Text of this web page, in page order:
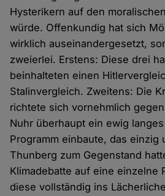
Hysterikern auf den
würde. Offenkundig hat sich
wirklich auseinandergesetzt,
zweierlei. Erstens: Diese drei
beinhalteten einen
Stalinvergleich. Zweitens: Die
richtete sich vornehmlich
Nuhr überhaupt ein ewig
Programm einbaute, das einzig
Thunberg zum Gegenstand
Klimadebatte auf eine einzelne
diese vollständig ins